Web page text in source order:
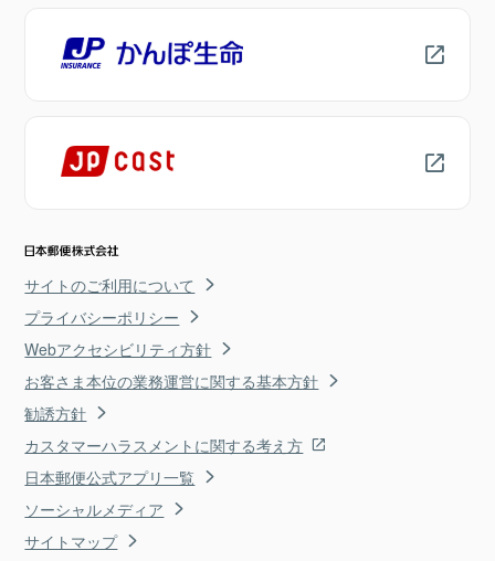
サイトのご利用について
プライバシーポリシー
Webアクセシビリティ方針
お客さま本位の業務運営に関する基本方針
勧誘方針
カスタマーハラスメントに関する考え方
日本郵便公式アプリ一覧
ソーシャルメディア
サイトマップ